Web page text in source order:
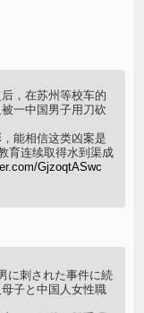
，在苏州等校车的
一中国男子用刀砍
能相信这类凶案是
育连续取得水到渠成
GjzoqtASwc
に刺された事件に続
子と中国人女性職